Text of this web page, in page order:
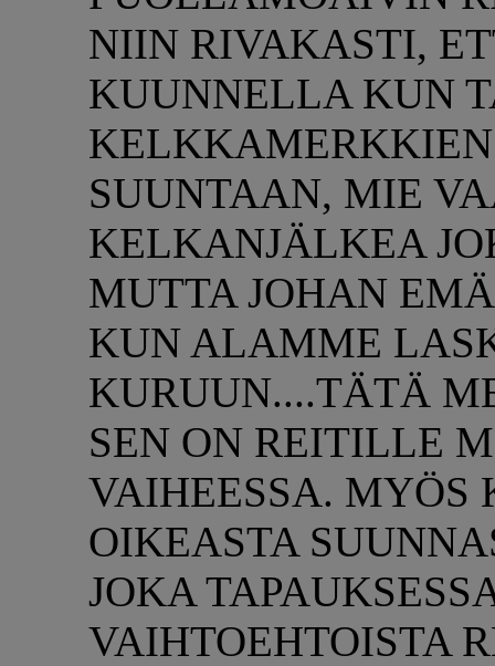
NIIN RIVAKASTI,
KUUNNELLA KUN
SUUNTAAN, MIE
KELKANJÄLKEA
MUTTA JOHAN
KUN ALAMME
KURUUN....TÄTÄ
SEN ON REITILLE
VAIHEESSA. MYÖS
OIKEASTA
JOKA
VAIHTOEHTOISTA